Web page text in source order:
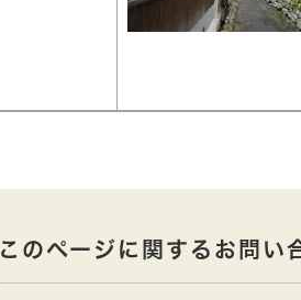
このページに関するお問い